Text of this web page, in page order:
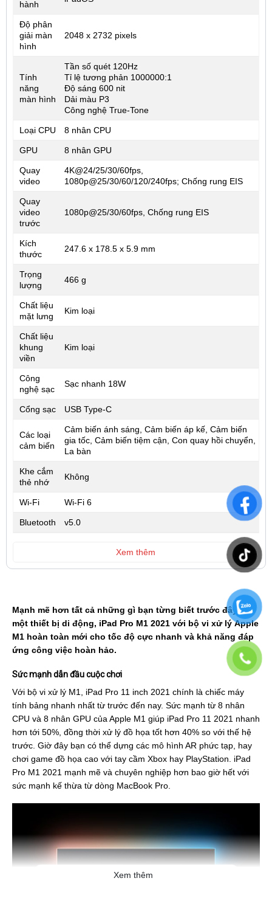
Mạnh mẽ hơn tất cả những gì bạn từng biết trước đây về
một thiết bị di động, iPad Pro M1 2021 với bộ vi xử lý Apple
M1 hoàn toàn mới cho tốc độ cực nhanh và khả năng đáp
ứng công việc hoàn hảo.
Sức mạnh dẫn đầu cuộc chơi
Với bộ vi xử lý M1, iPad Pro 11 inch 2021 chính là chiếc máy
tính bảng nhanh nhất từ trước đến nay. Sức mạnh từ 8 nhân
CPU và 8 nhân GPU của Apple M1 giúp iPad Pro 11 2021 nhanh
hơn tới 50%, đồng thời xử lý đồ họa tốt hơn 40% so với thế hệ
trước. Giờ đây bạn có thể dựng các mô hình AR phức tạp, hay
chơi game đồ họa cao với tay cầm Xbox hay PlayStation. iPad
Pro M1 2021 mạnh mẽ và chuyên nghiệp hơn bao giờ hết với
sức mạnh kế thừa từ dòng MacBook Pro.
Xem thêm
hành
Độ phân
giải màn
hình
2048 x 2732 pixels
Tính
năng
màn hình
Tần số quét 120Hz
Tỉ lệ tương phản 1000000:1
Độ sáng 600 nit
Dải màu P3
Công nghệ True-Tone
Loại CPU 8 nhân CPU
GPU 8 nhân GPU
Quay
video
4K@24/25/30/60fps,
1080p@25/30/60/120/240fps; Chống rung EIS
Quay
video
trước
1080p@25/30/60fps, Chống rung EIS
Kích
thước
247.6 x 178.5 x 5.9 mm
Trọng
lượng
466 g
Chất liệu
mặt lưng
Kim loại
Chất liệu
khung
viền
Kim loại
Công
nghệ sạc
Sạc nhanh 18W
Cổng sạc USB Type-C
Các loại
cảm biến
Cảm biến ánh sáng, Cảm biến áp kế, Cảm biến
gia tốc, Cảm biến tiệm cận, Con quay hồi chuyển,
La bàn
Khe cắm
thẻ nhớ
Không
Wi-Fi Wi-Fi 6
Bluetooth v5.0
Xem thêm